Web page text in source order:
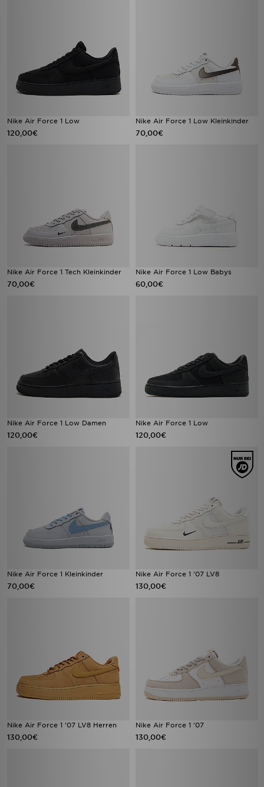
Nike Air Force 1 Low
120,00€
Nike Air Force 1 Low Kleinkinder
70,00€
Nike Air Force 1 Tech Kleinkinder
70,00€
Nike Air Force 1 Low Babys
60,00€
Nike Air Force 1 Low Damen
120,00€
Nike Air Force 1 Low
120,00€
Nike Air Force 1 Kleinkinder
70,00€
Nike Air Force 1 '07 LV8
130,00€
Nike Air Force 1 '07 LV8 Herren
130,00€
Nike Air Force 1 '07
130,00€